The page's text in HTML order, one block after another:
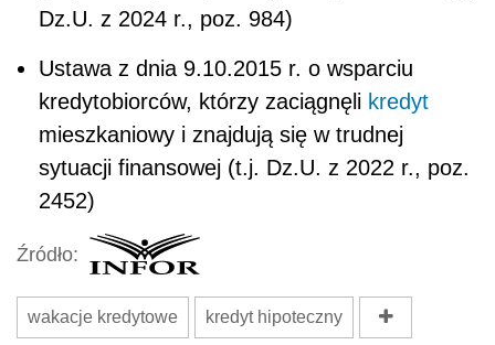
Dz.U. z 2024 r., poz. 984)
Ustawa z dnia 9.10.2015 r. o wsparciu
kredytobiorców, którzy zaciągnęli kredyt
mieszkaniowy i znajdują się w trudnej
sytuacji finansowej (t.j. Dz.U. z 2022 r., poz.
2452)
Źródło:
wakacje kredytowe kredyt hipoteczny